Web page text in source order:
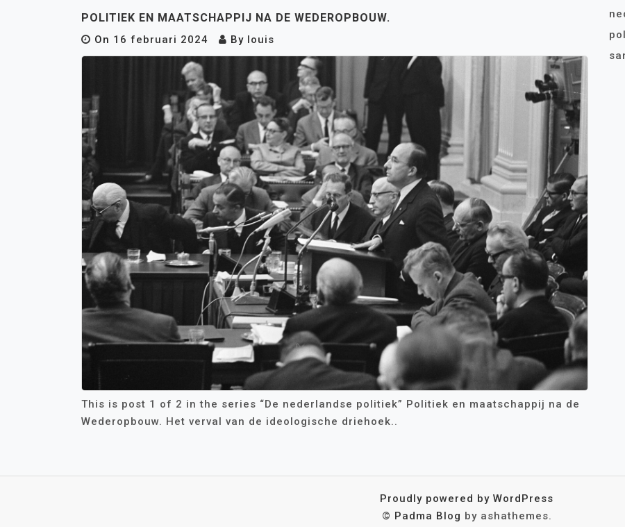
POLITIEK EN MAATSCHAPPIJ NA DE WEDEROPBOUW.
On 16 februari 2024 By louis
This is post 1 of 2 in the series “De nederlandse politiek” Politiek en maatschappij na de
Wederopbouw. Het verval van de ideologische driehoek..
Proudly powered by WordPress
© Padma Blog by ashathemes.